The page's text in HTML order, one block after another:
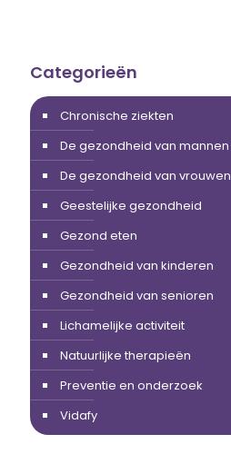
Categorieën
Chronische ziekten
De gezondheid van mannen
De gezondheid van vrouwen
Geestelijke gezondheid
Gezond eten
Gezondheid van kinderen
Gezondheid van senioren
Lichamelijke activiteit
Natuurlijke therapieën
Preventie en onderzoek
Vidafy